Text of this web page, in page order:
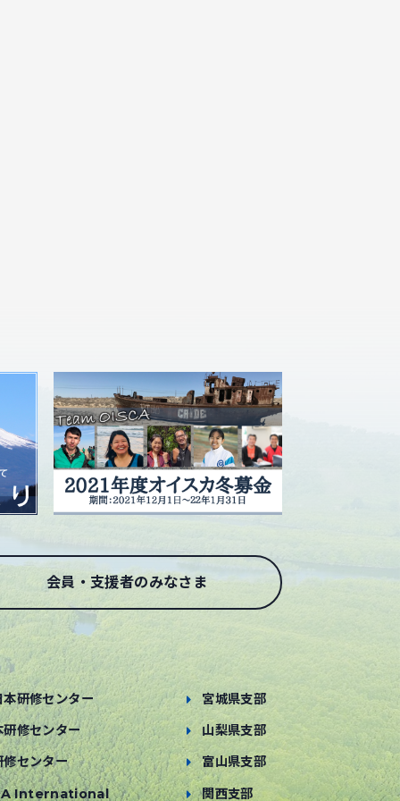
会員・支援者のみなさま
本研修センター
研修センター
修センター
International
宮城県支部
山梨県支部
富山県支部
関西支部